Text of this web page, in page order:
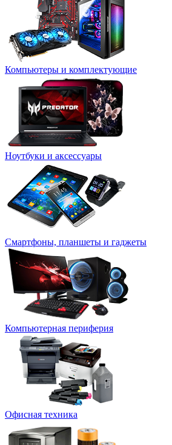
Компьютеры и комплектующие
Ноутбуки и аксессуары
Смартфоны, планшеты и гаджеты
Компьютерная периферия
Офисная техника